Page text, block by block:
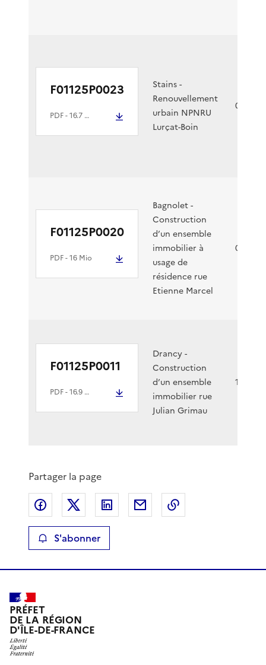
F01125P0023
PDF- 16.7 Mio
Stains -
Renouvellement
urbain NPNRU
Lurçat-Boin
05/02/
F01125P0020
PDF- 16 Mio
Bagnolet -
Construction
d’un ensemble
immobilier à
usage de
résidence rue
Etienne Marcel
03/02/
F01125P0011
PDF- 16.9 Mio
Drancy -
Construction
d’un ensemble
immobilier rue
Julian Grimau
10/01/
Partager la page
Partager sur Facebook
Partager sur XPartager sur LinkedIn
Partager par email
S'abonner
PRÉFET
DE LA RÉGION
D'ÎLE-DE-FRANCE